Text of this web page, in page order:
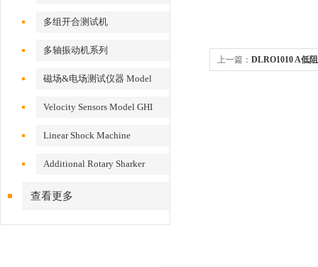
多组开合测试机
多轴振动机系列
磁场&电场测试仪器 Model
Velocity Sensors Model GHI
Linear Shock Machine
Additional Rotary Sharker
查看更多
上一篇： DLRO1010 A低